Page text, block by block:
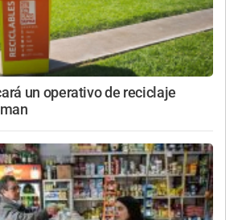
un operativo de reciclaje